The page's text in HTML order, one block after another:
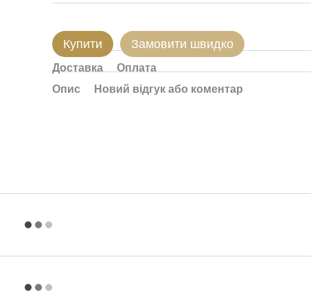
Купити Замовити швидко
Доставка
Оплата
Опис
Новий відгук або коментар